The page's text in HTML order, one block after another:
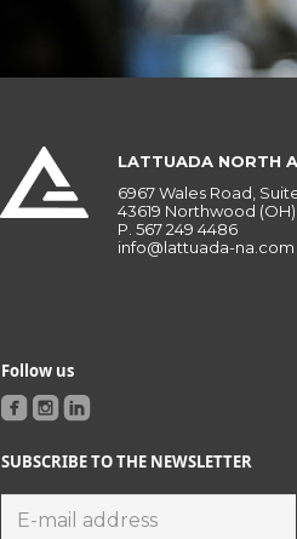
LATTUADA NORTH
6967 Wales Road,
43619 Northwood (OH)
P. 567 249 4486
info@lattuada-na.com
Follow us
SUBSCRIBE TO THE NEWSLETTER